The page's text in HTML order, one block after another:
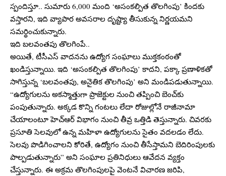
స్పందిస్తూ.. సుమారు 6,000 మంది ‘అసంకల్పిత తొలగింపు’ కిందకు
వస్తారని, ఇది వ్యాపార అవసరాల దృష్ట్యా తీసుకున్న నిర్ణయమని
సమర్థించుకున్నారు.
ఇది బలవంతపు తొలగింపే..
అయితే, టీసీఎస్ వాదనను ఉద్యోగ సంఘాలు ముక్తకంఠంతో
ఖండిస్తున్నాయి. ఇది ‘అసంకల్పిత తొలగింపు’ కాదని, పక్కా ప్రణాళికతో
సాగిస్తున్న ‘బలవంతపు, అనైతిక తొలగింపు’ అని మండిపడుతున్నాయి.
“ఉద్యోగులను అకస్మాత్తుగా ప్రాజెక్టుల నుంచి తప్పించి బెంచ్‌కు
పంపుతున్నారు. అక్కడ కొన్ని గంటలు లేదా రోజుల్లోనే రాజీనామా
చేయాలంటూ హెచ్‌ఆర్ విభాగం నుంచి తీవ్ర ఒత్తిడి తెస్తున్నారు. చివరకు
ప్రసూతి సెలవులో ఉన్న మహిళా ఉద్యోగులను సైతం వదలడం లేదు.
సెలవు పొడిగించాలని కోరితే, ఉద్యోగం నుంచి తీసేస్తామని బెదిరింపులకు
పాల్పడుతున్నారు” అని సంఘాల ప్రతినిధులు ఆవేదన వ్యక్తం
చేస్తున్నారు. ఈ అక్రమ తొలగింపులపై వెంటనే విచారణ జరిపి,